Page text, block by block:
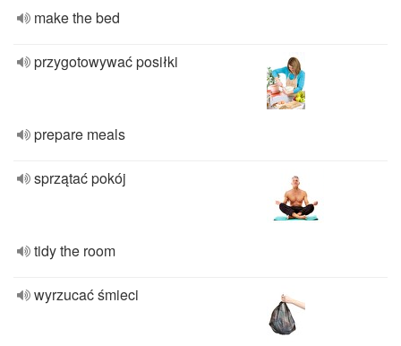
make the bed
przygotowywać posiłki
prepare meals
sprzątać pokój
tidy the room
wyrzucać śmieci